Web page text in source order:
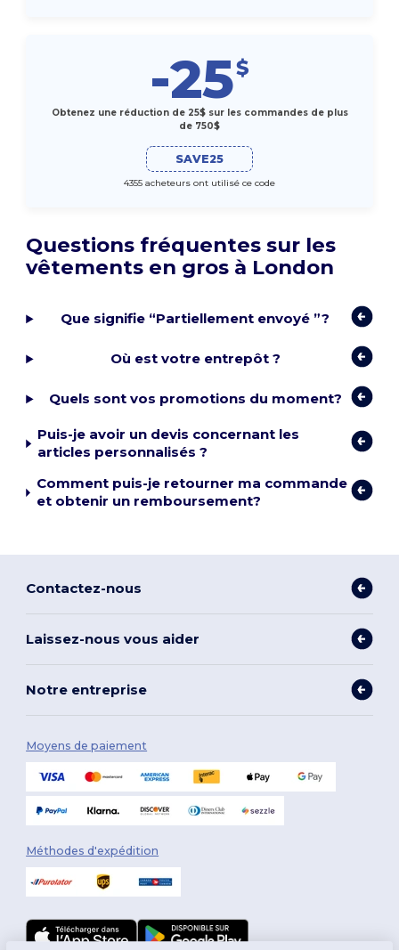
-25$
Obtenez une réduction de 25$ sur les commandes de plus
de 750$
SAVE25
4355 acheteurs ont utilisé ce code
Questions fréquentes sur les
vêtements en gros à London
Que signifie “Partiellement envoyé ”?
Où est votre entrepôt ?
Quels sont vos promotions du moment?
Puis-je avoir un devis concernant les
articles personnalisés ?
Comment puis-je retourner ma commande
et obtenir un remboursement?
Contactez-nous
Laissez-nous vous aider
Notre entreprise
Moyens de paiement
Méthodes d'expédition